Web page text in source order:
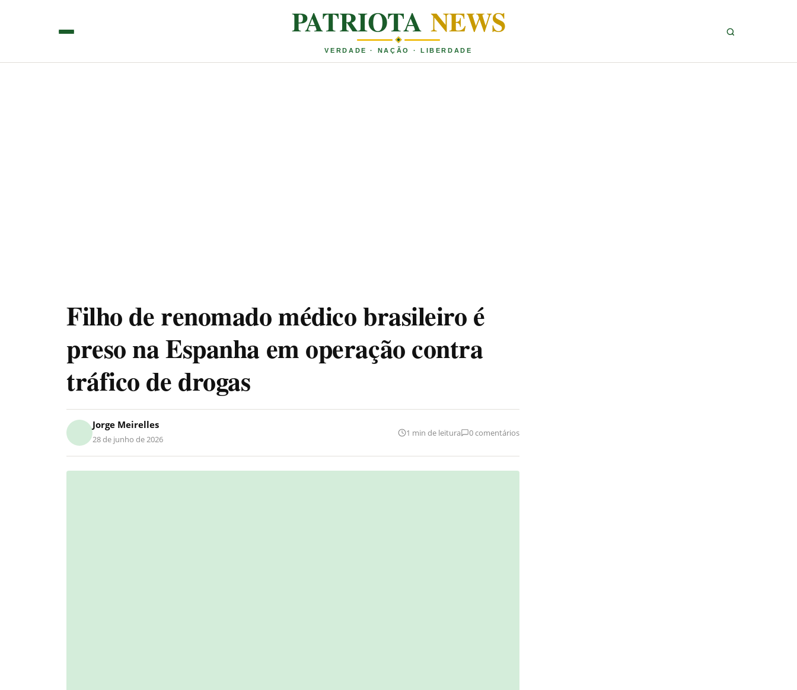
PATRIOTA NEWS
VERDADE · NAÇÃO · LIBERDADE
Filho de renomado médico brasileiro é
preso na Espanha em operação contra
tráfico de drogas
Jorge Meirelles
28 de junho de 2026
1 min de leitura 0 comentários